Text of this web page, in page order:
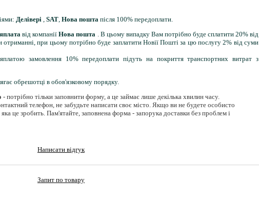
Делівері , SAT, Нова пошта після 100% передоплати.
від компаніїНова пошта . В цьому випадку Вам потрібно буде сплатити 20% від
отриманні, при цьому потрібно буде заплатити Новії Пошті за цю послугу 2% від суми
замовлення 10% передоплати підуть на покриття транспортних витрат з
обрешотці в обов'язковому порядку.
- потрібно тільки заповнити форму, а це займає лише декілька хвилин часу.
телефон, не забудьте написати своє місто. Якщо ви не будете особисто
це зробить. Пам'ятайте, заповнена форма - запорука доставки без проблем і
Написати відгук
Запит по товару